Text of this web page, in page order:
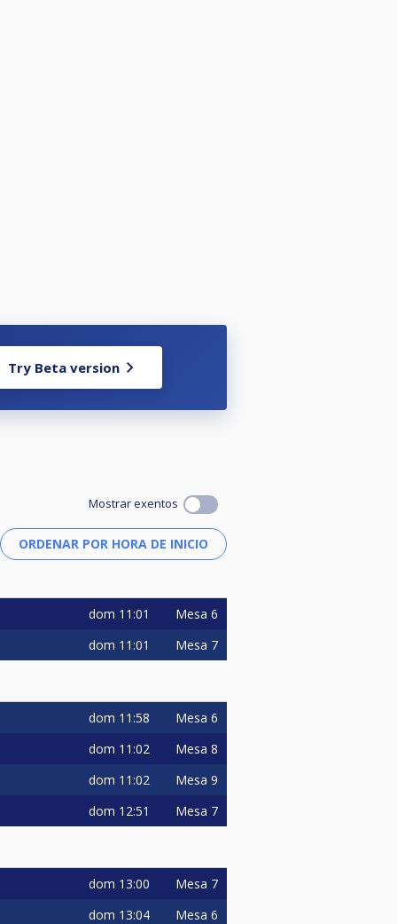
Try Beta version
Mostrar exentos
dom 11:01
Mesa 6
dom 11:01 Mesa 7
dom 11:58
Mesa 6
dom 11:02
Mesa 8
dom 11:02
Mesa 9
dom 12:51 Mesa 7
dom 13:00
Mesa 7
dom 13:04 Mesa 6